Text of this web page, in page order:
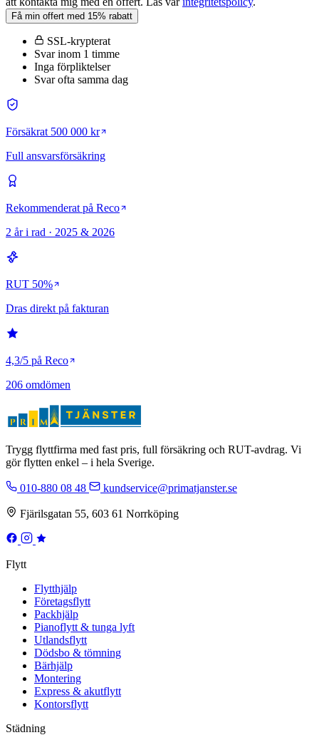
Få min offert med 15% rabatt
SSL-krypterat
Svar inom 1 timme
Inga förpliktelser
Svar ofta samma dag
Försäkrat 500 000 kr
Full ansvarsförsäkring
Rekommenderat på Reco
2 år i rad · 2025 & 2026
RUT 50%
Dras direkt på fakturan
4,3/5 på Reco
206 omdömen
Trygg flyttfirma med fast pris, full försäkring och RUT-avdrag. Vi
gör flytten enkel – i hela Sverige.
010-880 08 48 kundservice@primatjanster.se
Fjärilsgatan 55, 603 61 Norrköping
Flytt
Flytthjälp
Företagsflytt
Packhjälp
Pianoflytt & tunga lyft
Utlandsflytt
Dödsbo & tömning
Bärhjälp
Montering
Express & akutflytt
Kontorsflytt
Städning